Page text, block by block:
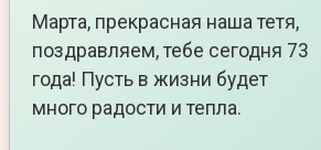
Марта, прекрасная наша тетя,
поздравляем, тебе сегодня 73
года! Пусть в жизни будет
много радости и тепла.